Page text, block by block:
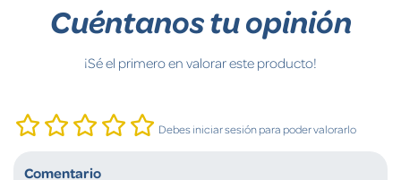
Cuéntanos tu opinión
¡Sé el primero en valorar este producto!
Debes iniciar sesión para poder valorarlo